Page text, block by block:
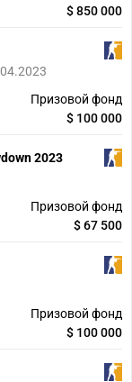
$ 850 000
Призовой фонд
$ 100 000
2023
Призовой фонд
$ 67 500
Призовой фонд
$ 100 000